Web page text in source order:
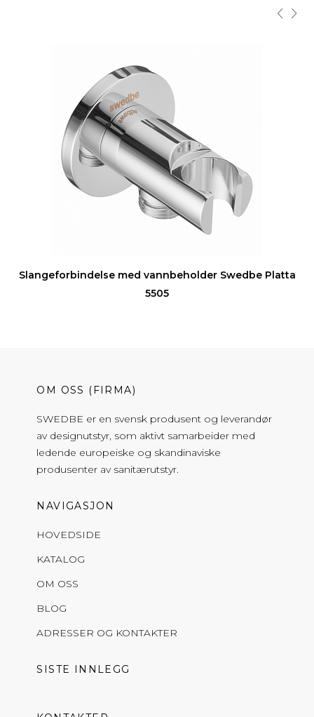
Slangeforbindelse med vannbeholder Swedbe Platta
5505
OM OSS (FIRMA)
SWEDBE er en svensk produsent og leverandør
av designutstyr, som aktivt samarbeider med
ledende europeiske og skandinaviske
produsenter av sanitærutstyr.
NAVIGASJON
HOVEDSIDE
KATALOG
OM OSS
BLOG
ADRESSER OG KONTAKTER
SISTE INNLEGG